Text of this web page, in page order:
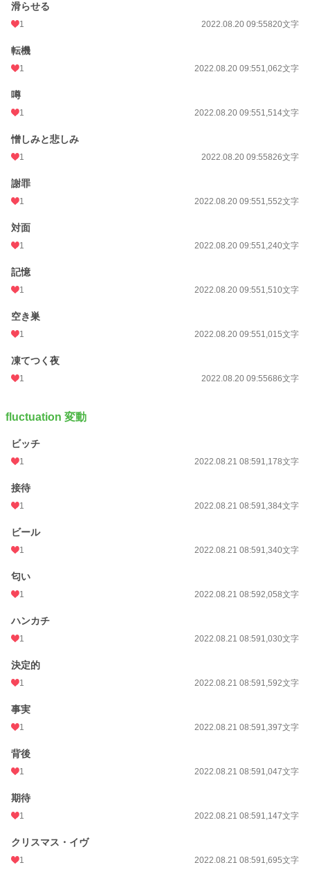
滑らせる
1 2022.08.20 09:55820文字
転機
1 2022.08.20 09:551,062文字
噂
1 2022.08.20 09:551,514文字
憎しみと悲しみ
1 2022.08.20 09:55826文字
謝罪
1 2022.08.20 09:551,552文字
対面
1 2022.08.20 09:551,240文字
記憶
1 2022.08.20 09:551,510文字
空き巣
1 2022.08.20 09:551,015文字
凍てつく夜
1 2022.08.20 09:55686文字
fluctuation 変動
ビッチ
1 2022.08.21 08:591,178文字
接待
1 2022.08.21 08:591,384文字
ビール
1 2022.08.21 08:591,340文字
匂い
1 2022.08.21 08:592,058文字
ハンカチ
1 2022.08.21 08:591,030文字
決定的
1 2022.08.21 08:591,592文字
事実
1 2022.08.21 08:591,397文字
背後
1 2022.08.21 08:591,047文字
期待
1 2022.08.21 08:591,147文字
クリスマス・イヴ
1 2022.08.21 08:591,695文字